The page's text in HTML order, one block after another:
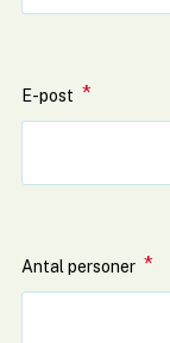
E-post *
Antal personer *